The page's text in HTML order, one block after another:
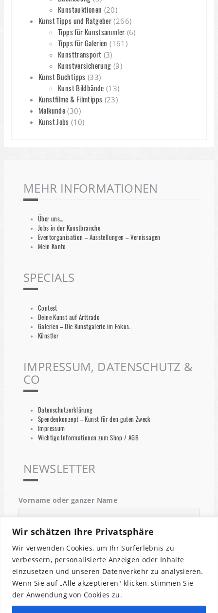
Wir schätzen Ihre Privatsphäre
Wir verwenden Cookies, um Ihr Surferlebnis zu
verbessern, personalisierte Anzeigen oder Inhalte
einzusetzen und unseren Datenverkehr zu analysieren.
Wenn Sie auf „Alle akzeptieren" klicken, stimmen Sie
der Anwendung von Cookies zu.
Kunstauktionen (20)
Kunst Tipps und Ratgeber (266)
Tipps für Kunstsammler (6)
Tipps für Galerien (161)
Kunsttransport (3)
Kunstversicherung (9)
Kunst Buchtipps (33)
Kunst Bildbände (13)
Kunstfilme & Filmtipps (23)
Malkunde (30)
Kunst Jobs (10)
MEHR INFORMATIONEN
Über uns…
Jobs in der Kunstbranche
Eventorganisation – Ausstellungen – Vernissagen
Mein Konto
SPECIALS
Contest
Deine Kunst auf Arttrado
Galerien – Die Kunstgalerie im Fokus.
Künstler
IMPRESSUM, DATENSCHUTZ &
CO
Datenschutzerklärung
Spendenkonzept – Kunst für den guten Zweck
Impressum
Wichtige Informationen zum Shop / AGB
NEWSLETTER
Vorname oder ganzer Name
Email
Indem Du fortfährst, akzeptierst Du unsere
Datenschutzerklärung.